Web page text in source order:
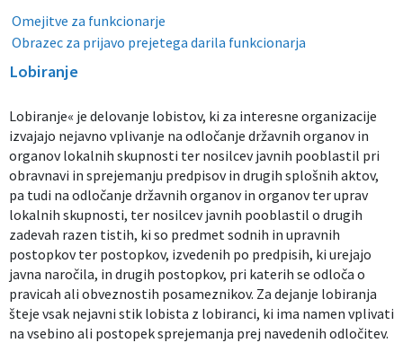
Omejitve za funkcionarje
Obrazec za prijavo prejetega darila funkcionarja
Lobiranje
Lobiranje« je delovanje lobistov, ki za interesne organizacije
izvajajo nejavno vplivanje na odločanje državnih organov in
organov lokalnih skupnosti ter nosilcev javnih pooblastil pri
obravnavi in sprejemanju predpisov in drugih splošnih aktov,
pa tudi na odločanje državnih organov in organov ter uprav
lokalnih skupnosti, ter nosilcev javnih pooblastil o drugih
zadevah razen tistih, ki so predmet sodnih in upravnih
postopkov ter postopkov, izvedenih po predpisih, ki urejajo
javna naročila, in drugih postopkov, pri katerih se odloča o
pravicah ali obveznostih posameznikov. Za dejanje lobiranja
šteje vsak nejavni stik lobista z lobiranci, ki ima namen vplivati
na vsebino ali postopek sprejemanja prej navedenih odločitev.